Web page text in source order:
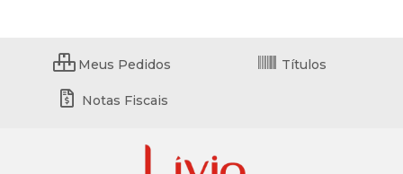
Meus Pedidos Títulos
Notas Fiscais